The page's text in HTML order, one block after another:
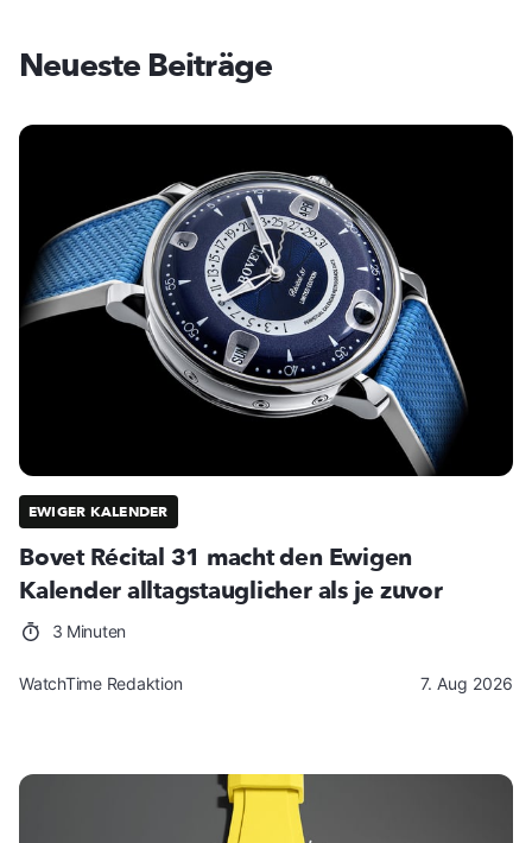
Neueste Beiträge
EWIGER KALENDER
Bovet Récital 31 macht den Ewigen
Kalender alltagstauglicher als je zuvor
3 Minuten
WatchTime Redaktion 7. Aug 2026